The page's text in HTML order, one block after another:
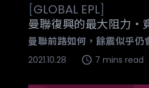
[GLOBAL EPL]
曼聯復興的最大阻力‧
曼聯前路如何，餘震似乎仍
2021.10.28 7 mins read